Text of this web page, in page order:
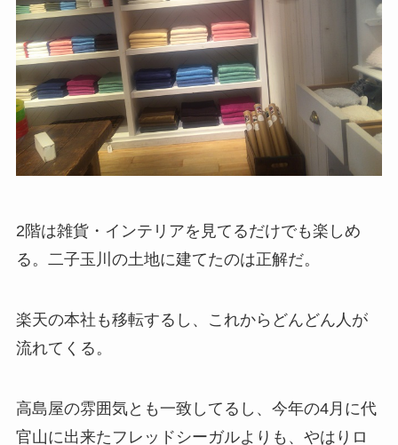
2階は雑貨・インテリアを見てるだけでも楽しめ
る。二子玉川の土地に建てたのは正解だ。
楽天の本社も移転するし、これからどんどん人が
流れてくる。
高島屋の雰囲気とも一致してるし、今年の4月に代
官山に出来たフレッドシーガルよりも、やはりロ